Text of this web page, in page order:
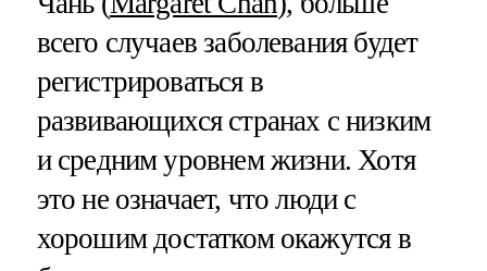
всего случаев заболевания будет
регистрироваться в
развивающихся странах с низким
и средним уровнем жизни. Хотя
это не означает, что люди с
хорошим достатком окажутся в